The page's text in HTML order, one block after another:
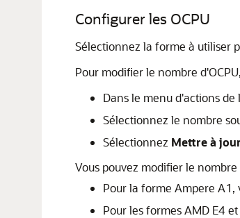
Configurer les OCPU
Sélectionnez la forme à utiliser
Pour modifier le nombre
Dans le menu d'actions
Sélectionnez le nombre
Sélectionnez Mettre à jour
Vous pouvez modifier le
Pour la forme Ampere A1,
Pour les formes AMD E4